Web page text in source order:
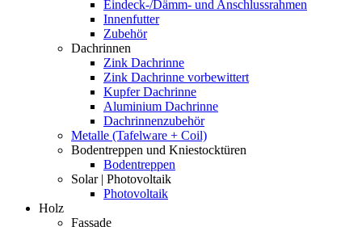
Eindeck-/Dämm- und Anschlussrahmen
Innenfutter
Zubehör
Dachrinnen
Zink Dachrinne
Zink Dachrinne vorbewittert
Kupfer Dachrinne
Aluminium Dachrinne
Dachrinnenzubehör
Metalle (Tafelware + Coil)
Bodentreppen und Kniestocktüren
Bodentreppen
Solar | Photovoltaik
Photovoltaik
Holz
Fassade